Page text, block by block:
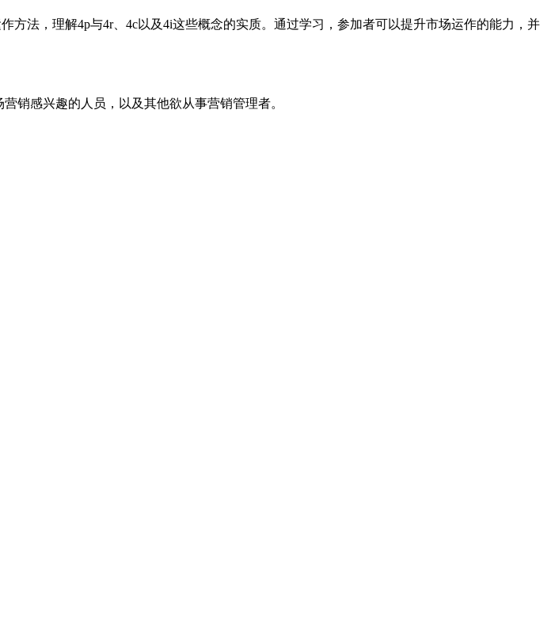
法，理解4p与4r、4c以及4i这些概念的实质。通过学习，参加者可以提升市场运作的能力，并
销感兴趣的人员，以及其他欲从事营销管理者。